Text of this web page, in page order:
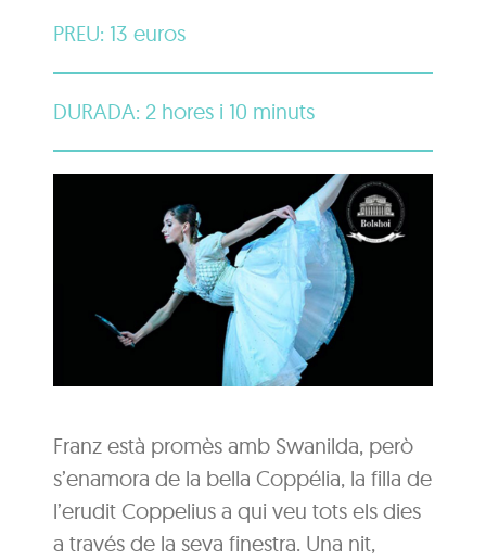
PREU: 13 euros
DURADA: 2 hores i 10 minuts
Franz està promès amb Swanilda, però
s’enamora de la bella Coppélia, la filla de
l’erudit Coppelius a qui veu tots els dies
a través de la seva finestra. Una nit,